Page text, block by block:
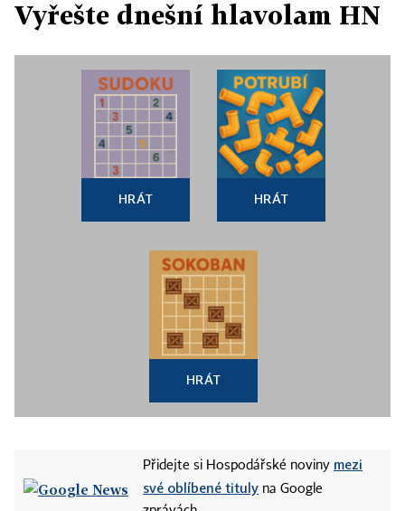
Vyřešte dnešní hlavolam HN
HRÁT HRÁT
HRÁT
Přidejte si Hospodářské noviny mezi
své oblíbené tituly na Google